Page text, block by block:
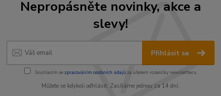
Nepropásněte novinky, akce a
slevy!
Přihlásit se
Souhlasím se zpracováním osobních údajůza účelem rozesílky newsletteru.
Můžete se kdykoli odhlásit. Zasíláme jednou za 14 dní.